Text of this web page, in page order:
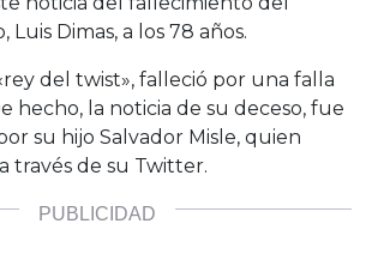
Dimas, a los 78 años.
del twist», falleció por una falla
hecho, la noticia de su deceso, fue
su hijo Salvador Misle, quien
través de su Twitter.